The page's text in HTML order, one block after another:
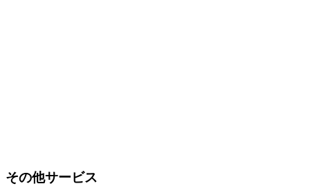
その他サービス